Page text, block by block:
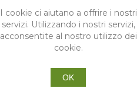
I cookie ci aiutano a offrire i nostri
servizi. Utilizzando i nostri servizi,
acconsentite al nostro utilizzo dei
cookie.
OK